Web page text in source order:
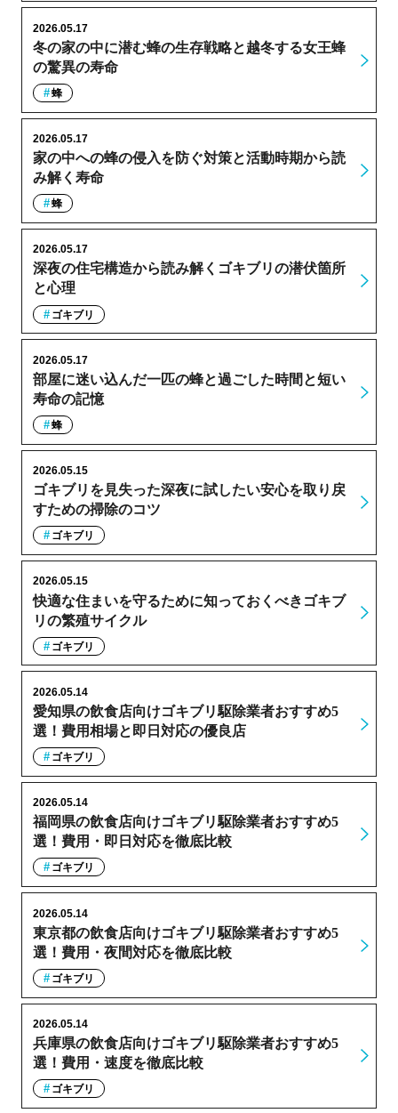
冬の家の中に潜む蜂の生存戦略と越冬する女王蜂
の驚異の寿命
2026.05.17
蜂
家の中への蜂の侵入を防ぐ対策と活動時期から読
み解く寿命
2026.05.17
蜂
深夜の住宅構造から読み解くゴキブリの潜伏箇所
と心理
2026.05.17
ゴキブリ
部屋に迷い込んだ一匹の蜂と過ごした時間と短い
寿命の記憶
2026.05.17
蜂
ゴキブリを見失った深夜に試したい安心を取り戻
すための掃除のコツ
2026.05.15
ゴキブリ
快適な住まいを守るために知っておくべきゴキブ
リの繁殖サイクル
2026.05.15
ゴキブリ
愛知県の飲食店向けゴキブリ駆除業者おすすめ5
選！費用相場と即日対応の優良店
2026.05.14
ゴキブリ
福岡県の飲食店向けゴキブリ駆除業者おすすめ5
選！費用・即日対応を徹底比較
2026.05.14
ゴキブリ
東京都の飲食店向けゴキブリ駆除業者おすすめ5
選！費用・夜間対応を徹底比較
2026.05.14
ゴキブリ
兵庫県の飲食店向けゴキブリ駆除業者おすすめ5
選！費用・速度を徹底比較
2026.05.14
ゴキブリ